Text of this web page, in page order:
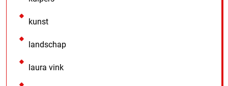
kunst
landschap
laura vink